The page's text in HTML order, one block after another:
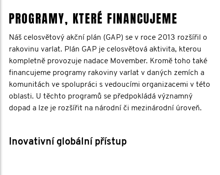
PROGRAMY, KTERÉ FINANCUJEME
Náš celosvětový akční plán (GAP) se v roce 2013 rozšířil o
rakovinu varlat. Plán GAP je celosvětová aktivita, kterou
kompletně provozuje nadace Movember. Kromě toho také
financujeme programy rakoviny varlat v daných zemích a
komunitách ve spolupráci s vedoucími organizacemi v této
oblasti. U těchto programů se předpokládá významný
dopad a lze je rozšířit na národní či mezinárodní úroveň.
Inovativní globální přístup